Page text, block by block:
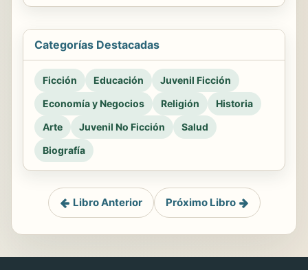
Categorías Destacadas
Ficción Educación
Juvenil Ficción
Economía y Negocios
Religión
Historia
Arte
Juvenil No Ficción
Salud
Biografía
Libro Anterior Próximo Libro